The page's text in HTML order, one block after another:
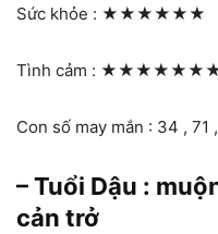
Sức khỏe : ★★★★★★
Tình cảm :
Con số may mắn : 34 , 71
– Tuổi Dậu :
cản trở